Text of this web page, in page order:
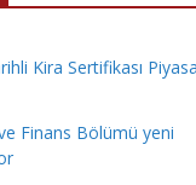
Kira Sertifikası
Finans Bölümü yeni